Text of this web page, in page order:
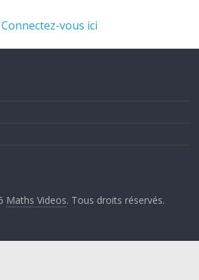
Connectez-vous ici
Maths Videos. Tous droits réservés.